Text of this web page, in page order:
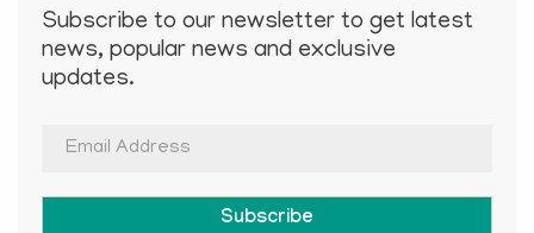
Subscribe to our newsletter to get latest
news, popular news and exclusive
updates.
Subscribe